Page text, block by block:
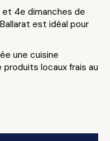
4e dimanches de
est idéal pour
une cuisine
locaux frais au